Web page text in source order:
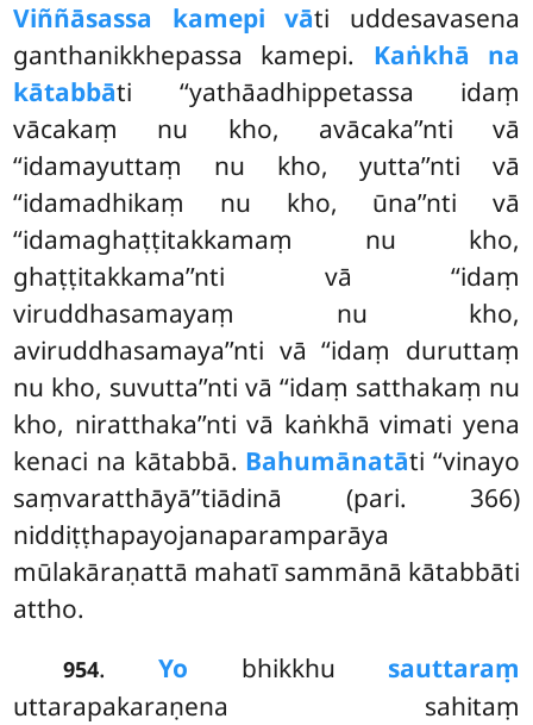
Viññāsassa kamepi vāti uddesavasena
ganthanikkhepassa kamepi. Kaṅkhā na
kātabbāti ‘‘yathāadhippetassa idaṃ
vācakaṃ nu kho, avācaka’’nti vā
‘‘idamayuttaṃ nu kho, yutta’’nti vā
‘‘idamadhikaṃ nu kho, ūna’’nti vā
‘‘idamaghaṭṭitakkamaṃ nu kho,
ghaṭṭitakkama’’nti vā ‘‘idaṃ
viruddhasamayaṃ nu kho,
aviruddhasamaya’’nti vā ‘‘idaṃ duruttaṃ
nu kho, suvutta’’nti vā ‘‘idaṃ satthakaṃ nu
kho, niratthaka’’nti vā kaṅkhā vimati yena
kenaci na kātabbā. Bahumānatāti ‘‘vinayo
saṃvaratthāyā’’tiādinā (pari. 366)
niddiṭṭhapayojanaparamparāya
mūlakāraṇattā mahatī sammānā kātabbāti
attho.
954.Yo bhikkhu sauttaraṃ
uttarapakaraṇena sahitaṃ